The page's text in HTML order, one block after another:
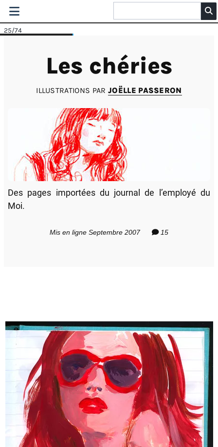
25/74
Les chéries
ILLUSTRATIONS PAR JOËLLE PASSERON
Des pages importées du journal de l’employé du
Moi.
Mis en ligne Septembre 2007 15